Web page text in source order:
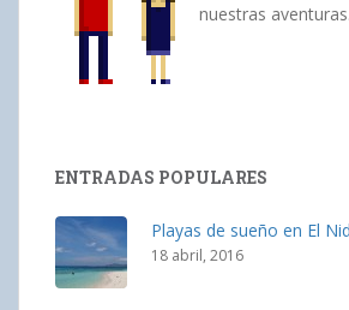
nuestras aventuras.
ENTRADAS POPULARES
Playas de sueño en El
18 abril, 2016